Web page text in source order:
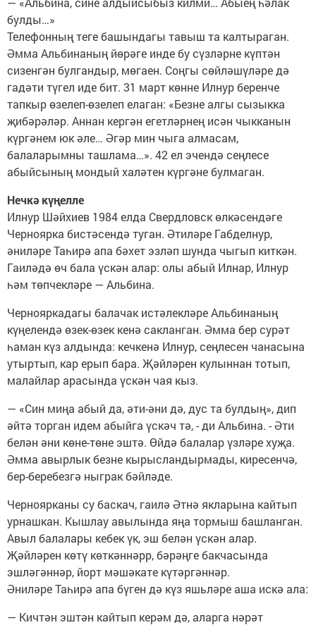
булды…»
Телефонның теге башындагы тавыш та калтыраган.
Әмма Альбинаның йөрәге инде бу сүзләрне күптән
сизенгән булгандыр, мөгаен. Соңгы сөйләшүләре дә
гадәти түгел иде бит. 31 март көнне Илнур беренче
тапкыр өзелеп-өзелеп елаган: «Безне алгы сызыкка
җибәрәләр. Аннан кергән егетләрнең исән чыкканын
күргәнем юк әле… Әгәр мин чыга алмасам,
балаларымны ташлама…». 42 ел эчендә сеңлесе
абыйсының мондый халәтен күргәне булмаган.
Нечкә күңелле
Илнур Шәйхиев 1984 елда Свердловск өлкәсендәге
Черноярка бистәсендә туган. Әтиләре Габделнур,
әниләре Таһирә апа бәхет эзләп шунда чыгып киткән.
Гаиләдә өч бала үскән алар: олы абый Илнар, Илнур
һәм төпчекләре — Альбина.
Чернояркадагы балачак истәлекләре Альбинаның
күңелендә өзек-өзек кенә сакланган. Әмма бер сурәт
һаман күз алдында: кечкенә Илнур, сеңлесен чанасына
утыртып, кар ерып бара. Җәйләрен кулыннан тотып,
малайлар арасында үскән чая кыз.
— «Син миңа абый да, әти-әни дә, дус та булдың», дип
әйтә торган идем абыйга үскәч тә, - ди Альбина. - Әти
белән әни көне-төне эштә. Өйдә балалар үзләре хуҗа.
Әмма авырлык безне кырысландырмады, киресенчә,
бер-беребезгә ныграк бәйләде.
Черноярканы су баскач, гаилә Әтнә якларына кайтып
урнашкан. Кышлау авылында яңа тормыш башланган.
Авыл балалары кебек үк, эш белән үскән алар.
Җәйләрен көтү көткәннәрр, бәрәңге бакчасында
эшләгәннәр, йорт мәшәкате күтәргәннәр.
Әниләре Таһирә апа бүген дә күз яшьләре аша искә ала:
— Кичтән эштән кайтып керәм дә, аларга нәрәт